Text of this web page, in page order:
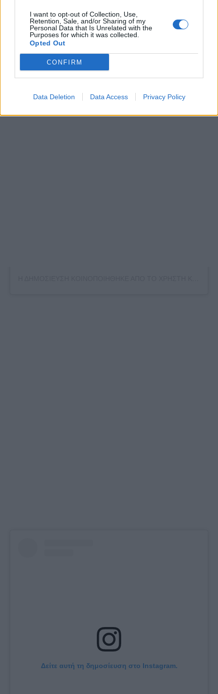
I want to opt-out of Collection, Use,
Retention, Sale, and/or Sharing of my
Personal Data that Is Unrelated with the
Purposes for which it was collected.
Opted Out
CONFIRM
Data Deletion Data Access Privacy Policy
Δείτε αυτή τη δημοσίευση στο Instagram.